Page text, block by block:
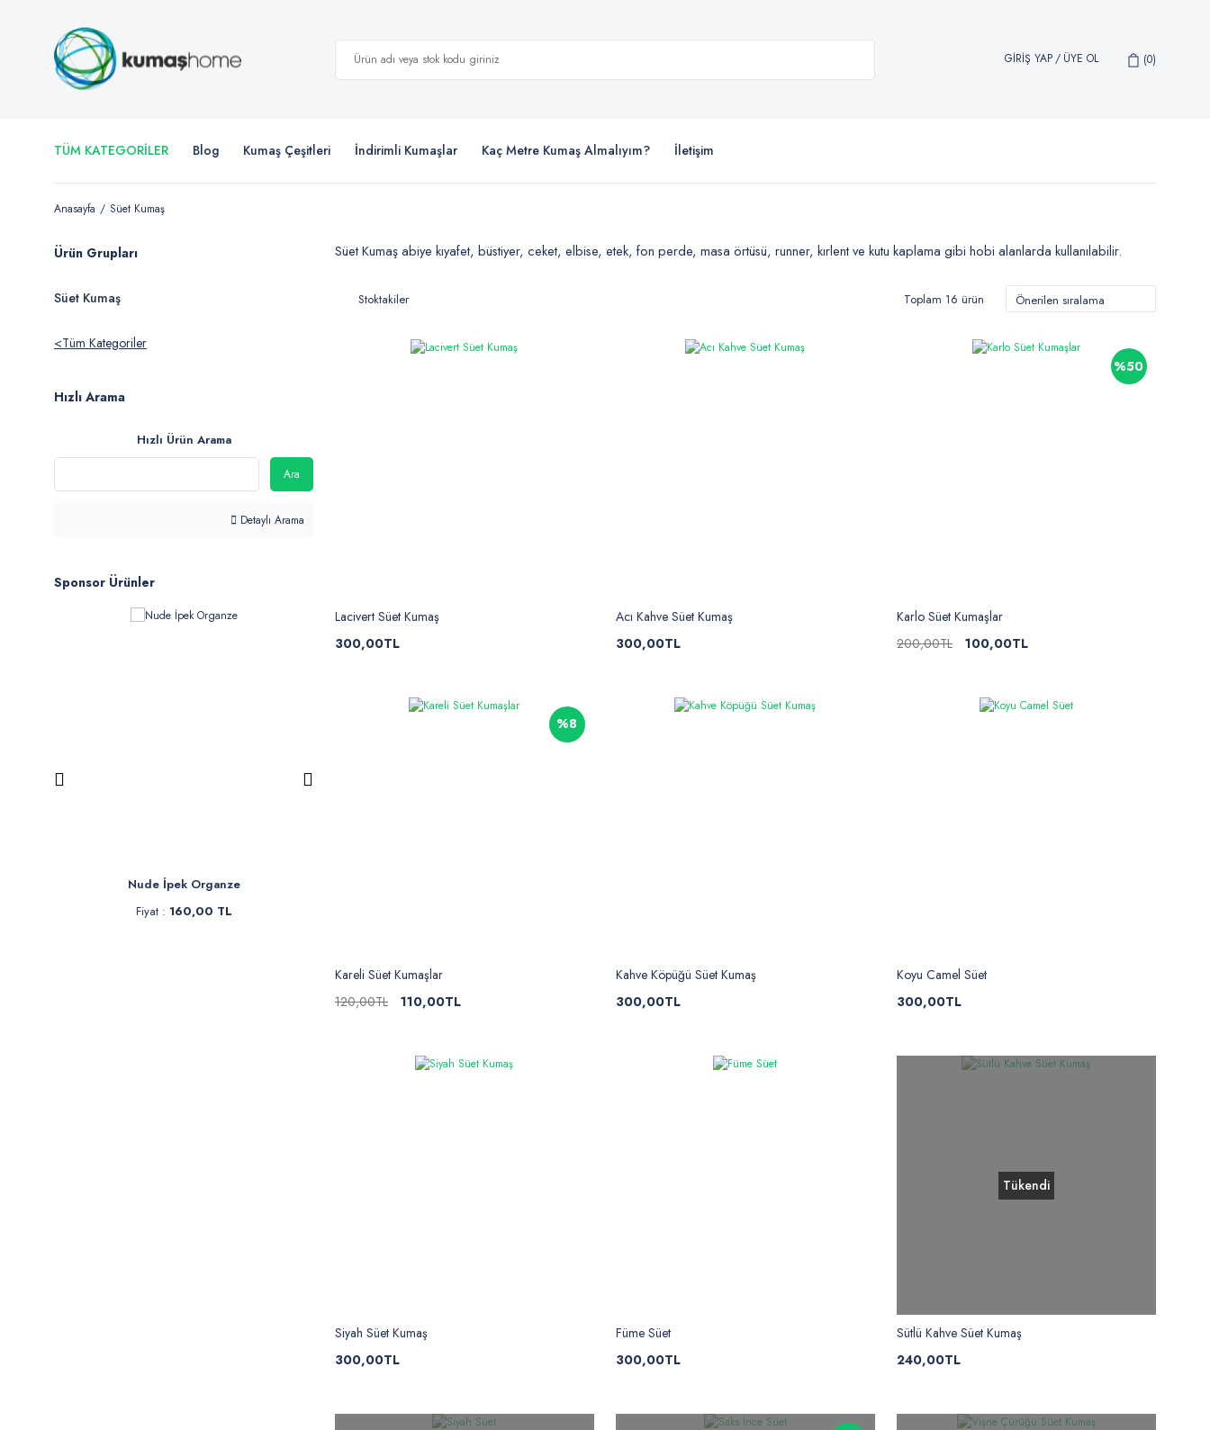
GİRİŞ YAP/ ÜYE OL 0
TÜM KATEGORİLER Blog Kumaş Çeşitleri İndirimli Kumaşlar Kaç Metre Kumaş Almalıyım? İletişim
Anasayfa Süet Kumaş
Ürün Grupları
Süet Kumaş
Tüm Kategoriler
Hızlı Arama
Hızlı Ürün Arama
Ara
Detaylı Arama
Sponsor Ürünler
Sakura Müslin Bezi
Fiyat : 250,00 TL
Süet Kumaş abiye kıyafet, büstiyer, ceket, elbise, etek, fon perde, masa örtüsü, runner, kırlent ve kutu kaplama gibi hobi alanlarda kullanılabilir.
Stoktakiler Toplam 16 ürün
Lacivert Süet Kumaş
300,00TL
Acı Kahve Süet Kumaş
300,00TL
%50
Karlo Süet Kumaşlar
200,00TL
100,00TL
%8
Kareli Süet Kumaşlar
120,00TL
110,00TL
Kahve Köpüğü Süet Kumaş
300,00TL
Koyu Camel Süet
300,00TL
Siyah Süet Kumaş
300,00TL
Füme Süet
300,00TL
Tükendi
Sütlü Kahve Süet Kumaş
240,00TL